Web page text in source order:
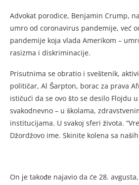
Advokat porodice, Benjamin Crump,
umro od coronavirus pandemije, već
pandemije koja vlada Amerikom –
rasizma i diskriminacije.
Prisutnima se obratio i sveštenik,
političar, Al Šarpton, borac za prava
ističući da se ovo što se desilo Flojdu
svakodnevno – u školama,
institucijama. U svakoj sferi života.
Džordžovo ime. Skinite kolena sa
On je takođe najavio da će 28.